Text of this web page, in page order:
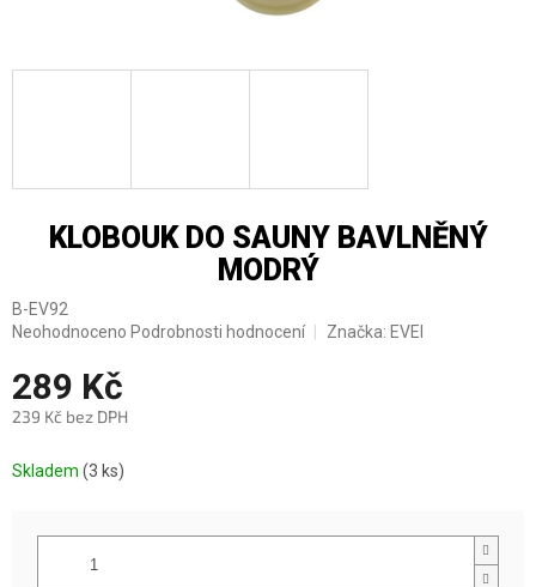
KLOBOUK DO SAUNY BAVLNĚNÝ
MODRÝ
B-EV92
Průměrné
produktu
je
0,0
5
Neohodnoceno Podrobnosti hodnocení Značka: EVEI
289 Kč
239 Kč bez DPH
cena:
Skladem (3 ks)